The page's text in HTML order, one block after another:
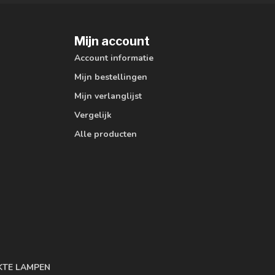
LAMPEN
Mijn account
Account informatie
Mijn bestellingen
Mijn verlanglijst
Vergelijk
Alle producten